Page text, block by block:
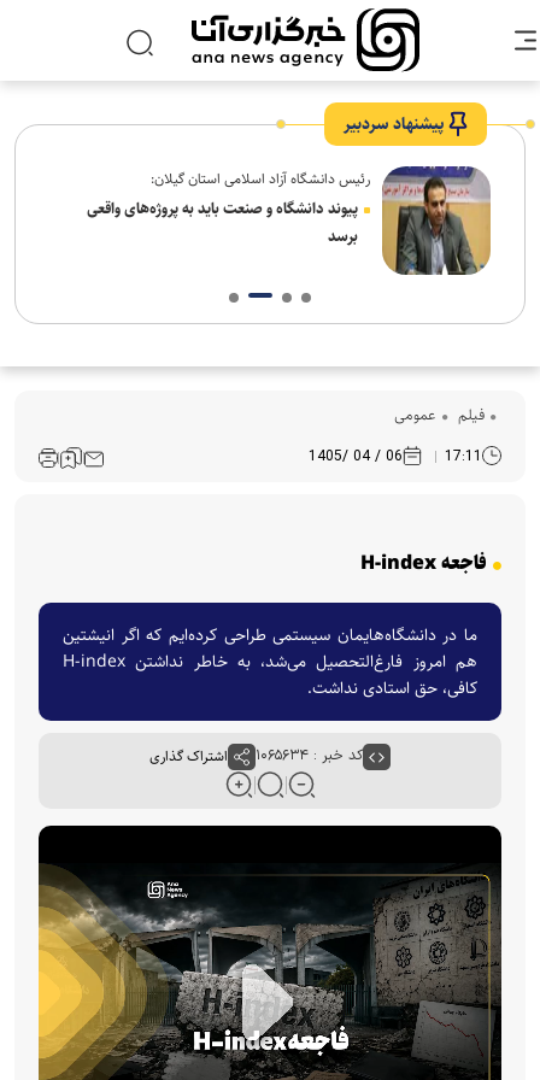
پیشنهاد سردبیر
رئیس دانشگاه آزاد اسلامی استان گیلان:
پیوند دانشگاه و صنعت باید به پروژه‌های واقعی
برسد
فیلم عمومی
17:11
06 / 04 /1405
فاجعه H-index
ما در دانشگاه‌هایمان سیستمی طراحی کرده‌ایم که اگر انیشتین
هم امروز فارغ‌التحصیل می‌شد، به خاطر نداشتن H-index
کافی، حق استادی نداشت.
کد خبر : ۱۰۶۵۶۳۴ اشتراک گذاری
P